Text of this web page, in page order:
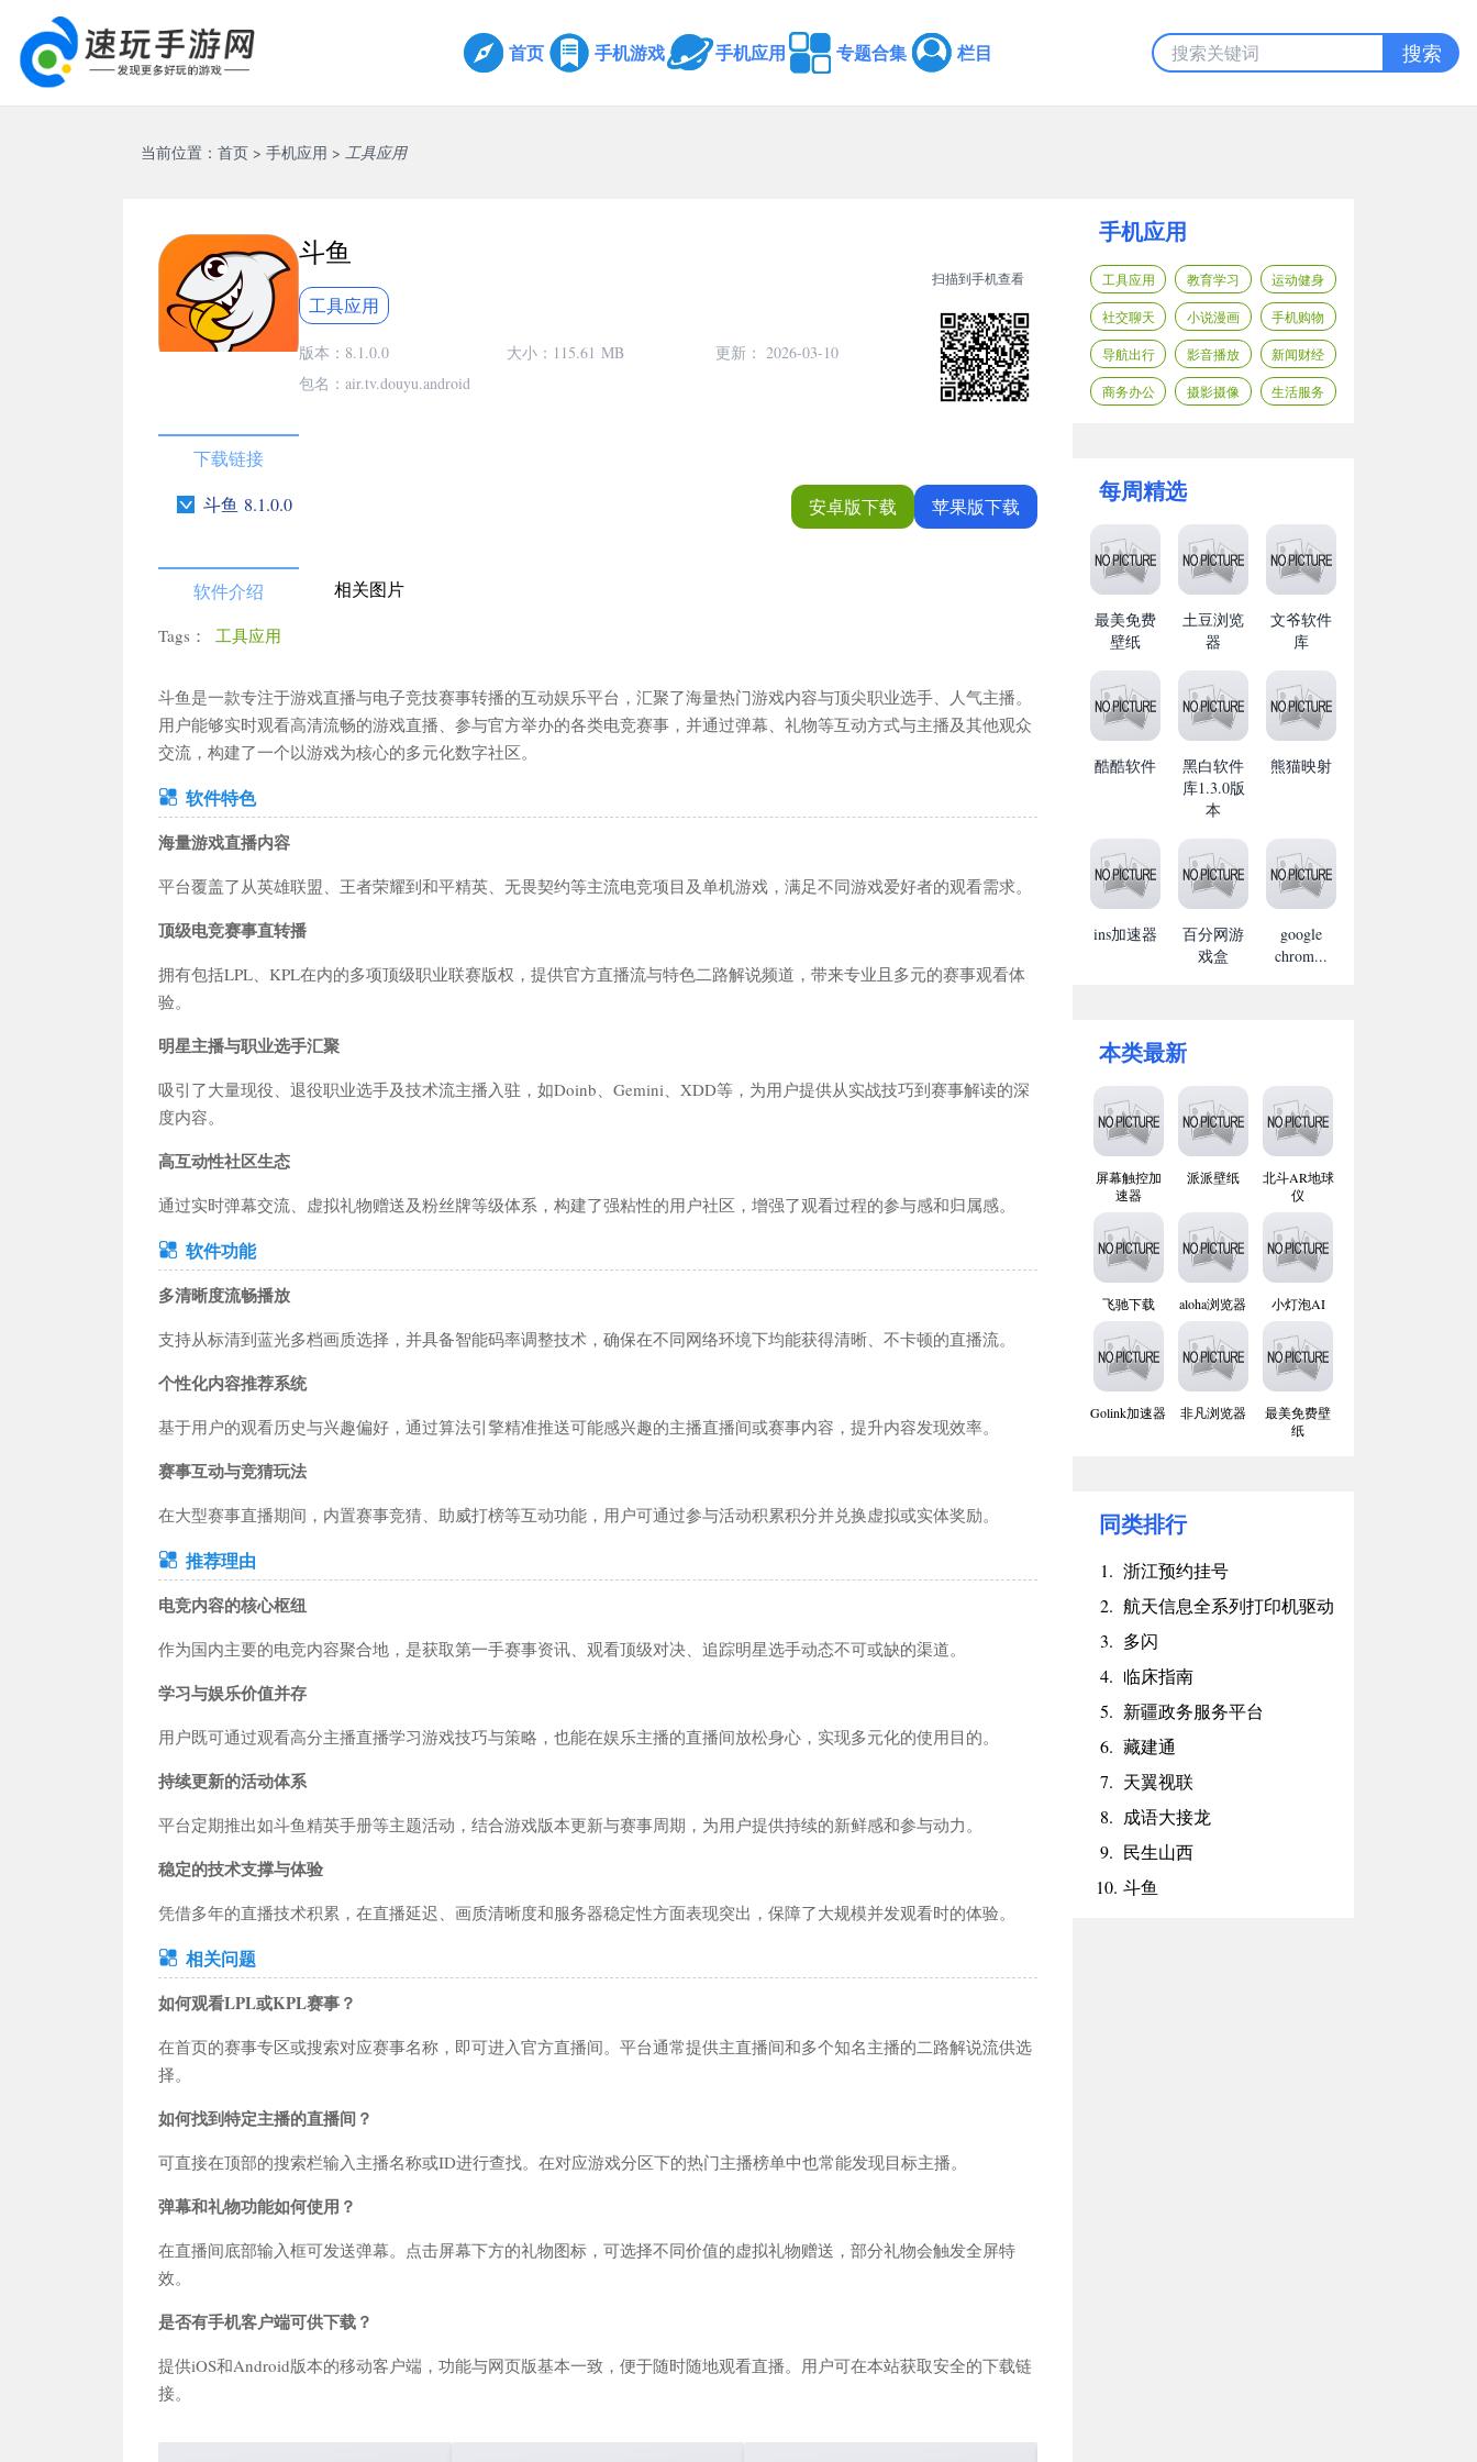
首页 手机游戏 手机应用 专题合集 栏目 搜索
×
搜索
动作格斗 卡牌策略 赛车竞速 休闲益智 模拟经营
飞行射击 体育竞技 冒险游戏
当前位置： 首页 > 手机应用 > 工具应用
斗鱼
工具应用
版本：8.1.0.0 大小： 115.61 MB
更新： 2026-03-10
包名：air.tv.douyu.android
扫描到手机查看
下载链接
斗鱼 8.1.0.0
安卓版下载 苹果版下载
软件介绍 相关图片
Tags： 工具应用
斗鱼是一款专注于游戏直播与电子竞技赛事转播的互动娱乐平台，汇聚了海量热门游戏内容与顶尖职业选手、人气主播。
用户能够实时观看高清流畅的游戏直播、参与官方举办的各类电竞赛事，并通过弹幕、礼物等互动方式与主播及其他观众
交流，构建了一个以游戏为核心的多元化数字社区。
软件特色
海量游戏直播内容
平台覆盖了从英雄联盟、王者荣耀到和平精英、无畏契约等主流电竞项目及单机游戏，满足不同游戏爱好者的观看需求。
顶级电竞赛事直转播
拥有包括LPL、KPL在内的多项顶级职业联赛版权，提供官方直播流与特色二路解说频道，带来专业且多元的赛事观看体
验。
明星主播与职业选手汇聚
吸引了大量现役、退役职业选手及技术流主播入驻，如Doinb、Gemini、XDD等，为用户提供从实战技巧到赛事解读的深
度内容。
高互动性社区生态
通过实时弹幕交流、虚拟礼物赠送及粉丝牌等级体系，构建了强粘性的用户社区，增强了观看过程的参与感和归属感。
软件功能
多清晰度流畅播放
支持从标清到蓝光多档画质选择，并具备智能码率调整技术，确保在不同网络环境下均能获得清晰、不卡顿的直播流。
个性化内容推荐系统
基于用户的观看历史与兴趣偏好，通过算法引擎精准推送可能感兴趣的主播直播间或赛事内容，提升内容发现效率。
赛事互动与竞猜玩法
在大型赛事直播期间，内置赛事竞猜、助威打榜等互动功能，用户可通过参与活动积累积分并兑换虚拟或实体奖励。
推荐理由
电竞内容的核心枢纽
作为国内主要的电竞内容聚合地，是获取第一手赛事资讯、观看顶级对决、追踪明星选手动态不可或缺的渠道。
学习与娱乐价值并存
用户既可通过观看高分主播直播学习游戏技巧与策略，也能在娱乐主播的直播间放松身心，实现多元化的使用目的。
持续更新的活动体系
平台定期推出如斗鱼精英手册等主题活动，结合游戏版本更新与赛事周期，为用户提供持续的新鲜感和参与动力。
稳定的技术支撑与体验
凭借多年的直播技术积累，在直播延迟、画质清晰度和服务器稳定性方面表现突出，保障了大规模并发观看时的体验。
相关问题
如何观看LPL或KPL赛事？
在首页的赛事专区或搜索对应赛事名称，即可进入官方直播间。平台通常提供主直播间和多个知名主播的二路解说流供选
择。
如何找到特定主播的直播间？
可直接在顶部的搜索栏输入主播名称或ID进行查找。在对应游戏分区下的热门主播榜单中也常能发现目标主播。
弹幕和礼物功能如何使用？
在直播间底部输入框可发送弹幕。点击屏幕下方的礼物图标，可选择不同价值的虚拟礼物赠送，部分礼物会触发全屏特
效。
是否有手机客户端可供下载？
提供iOS和Android版本的移动客户端，功能与网页版基本一致，便于随时随地观看直播。用户可在本站获取安全的下载链
接。
手机应用
工具应用 教育学习 运动健身
社交聊天 小说漫画 手机购物
导航出行 影音播放 新闻财经
商务办公 摄影摄像 生活服务
每周精选
最美免费
壁纸
土豆浏览
器
文爷软件
库
酷酷软件
黑白软件
库1.3.0版
本
熊猫映射
ins加速器
百分网游
戏盒
google
chrom...
本类最新
屏幕触控加
速器
派派壁纸
北斗AR地球
仪
飞驰下载 aloha浏览器 小灯泡AI
Golink加速器 非凡浏览器
最美免费壁
纸
同类排行
1. 浙江预约挂号
2. 航天信息全系列打印机驱动
3. 多闪
4. 临床指南
5. 新疆政务服务平台
6. 藏建通
7. 天翼视联
8. 成语大接龙
9. 民生山西
10. 斗鱼